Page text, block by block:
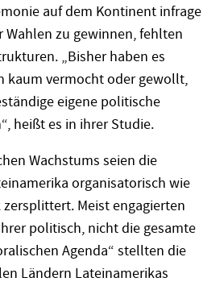
auf dem Kontinent infrage
Wahlen zu gewinnen, fehlten
„Bisher haben es
kaum vermocht oder gewollt,
eigene politische
heißt es in ihrer Studie.
Wachstums seien die
organisatorisch wie
Meist engagierten
politisch, nicht die gesamte
Agenda“ stellten die
Ländern Lateinamerikas